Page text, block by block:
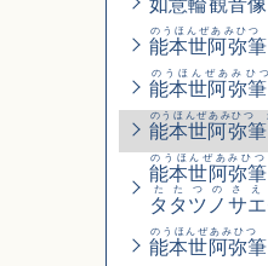
能本世阿弥
のうほんぜあみひつ
能本世阿弥
のうほんぜあみひ
能本世阿弥
のうほんぜあみひつ
能本世阿弥筆
のうほんぜあみひつ
タタツノサ
たたつのさえ
能本世阿弥
のうほんぜあみひつ